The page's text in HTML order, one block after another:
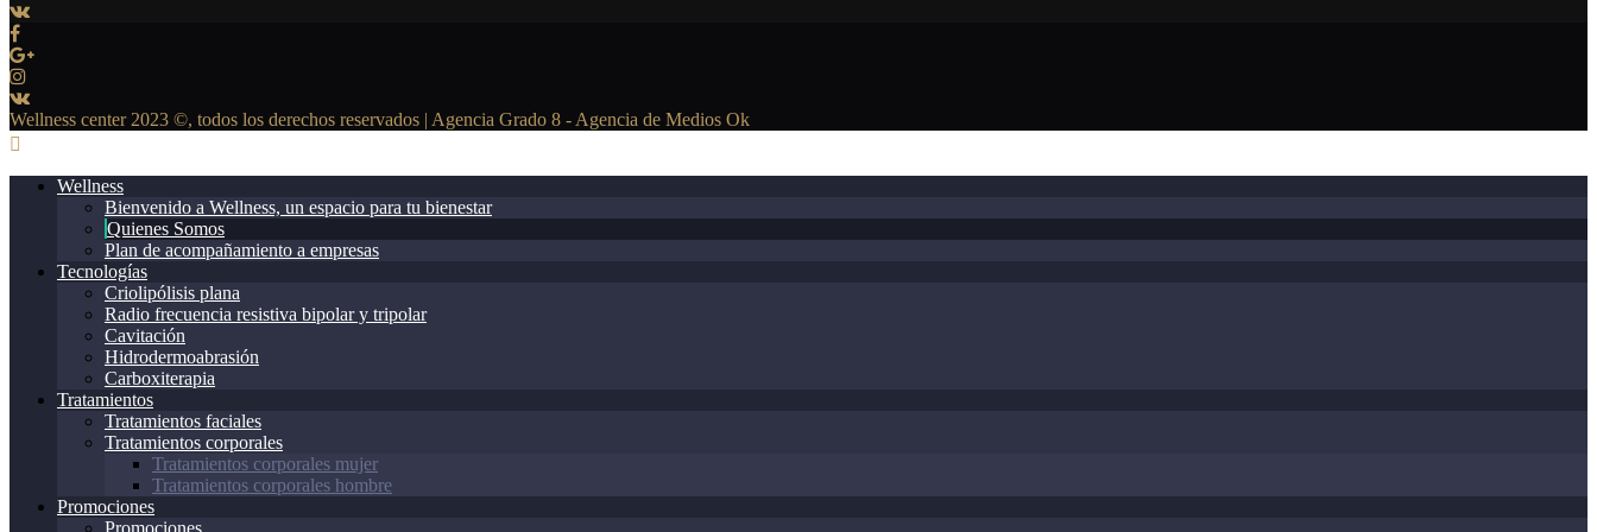
Wellness center 2023 ©, todos los derechos reservados | Agencia Grado 8 - Agencia de Medios Ok
Wellness
Bienvenido a Wellness, un espacio para tu bienestar
Quienes Somos
Plan de acompañamiento a empresas
Tecnologías
Criolipólisis plana
Radio frecuencia resistiva bipolar y tripolar
Cavitación
Hidrodermoabrasión
Carboxiterapia
Tratamientos
Tratamientos faciales
Tratamientos corporales
Tratamientos corporales mujer
Tratamientos corporales hombre
Promociones
Promociones